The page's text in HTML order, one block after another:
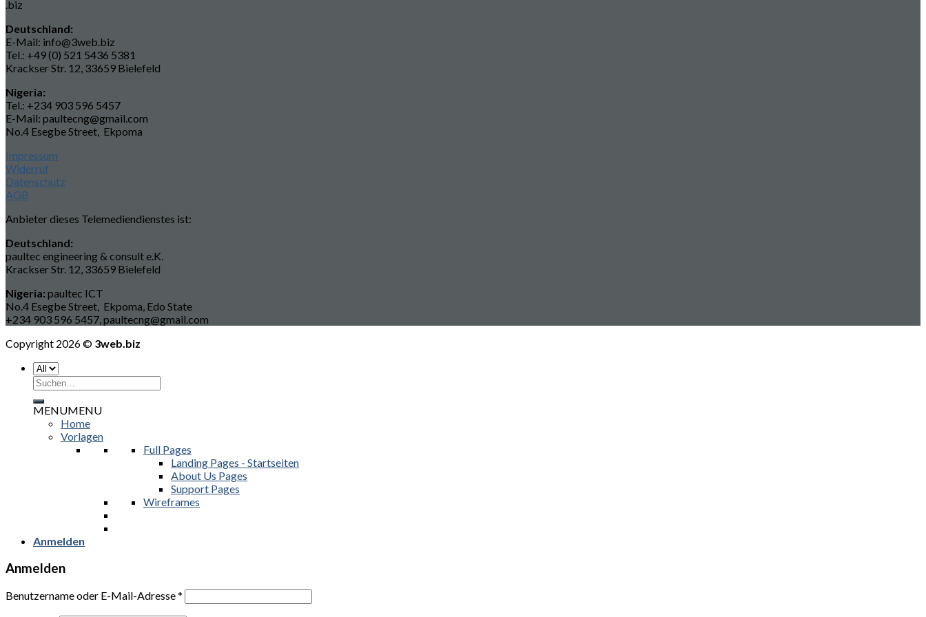
.biz
Deutschland:
E-Mail: info@3web.biz
Tel.: +49 (0) 521 5436 5381
Krackser Str. 12, 33659 Bielefeld
Nigeria:
Tel.: +234 903 596 5457
E-Mail: paultecng@gmail.com
No.4 Esegbe Street, Ekpoma
Impressum
Widerruf
Datenschutz
AGB
Anbieter dieses Telemediendienstes ist:
Deutschland:
paultec engineering & consult e.K.
Krackser Str. 12, 33659 Bielefeld
Nigeria: paultec ICT
No.4 Esegbe Street, Ekpoma, Edo State
+234 903 596 5457, paultecng@gmail.com
Copyright 2026 © 3web.biz
Suchen
nach:
MENUMENU
Home
Vorlagen
Full Pages
Landing Pages - Startseiten
About Us Pages
Support Pages
Wireframes
Anmelden
Anmelden
Benutzername oder E-Mail-Adresse*